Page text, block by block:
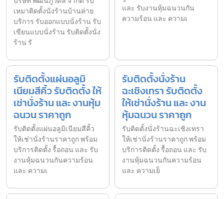
เหมาติดตั้งนั่งร้านบ้านค่าย
บริการ รับออกแบบนั่งร้าน รับ
เขียนแบบนั่งร้าน รับติดตั้งนั่ง
ร้าน รั
และ รับงานหุ้มฉนวนกัน
ความร้อน และ ความเ
รับติดตั้งแผ่นอลูมิ
เนียมสีคิ้ว รับติดตั้ง ให้
เช่านั่งร้าน และ งานหุ้ม
ฉนวน ราคาถูก
รับติดตั้งแผ่นอลูมิเนียมสีคิ้ว
ให้เช่านั่งร้านราคาถูก พร้อม
บริการติดตั้ง รื้อถอน และ รับ
งานหุ้มฉนวนกันความร้อน
และ ความเ
รับติดตั้งนั่งร้าน
ฉะเชิงเทรา รับติดตั้ง
ให้เช่านั่งร้าน และ งาน
หุ้มฉนวน ราคาถูก
รับติดตั้งนั่งร้านฉะเชิงเทรา
ให้เช่านั่งร้านราคาถูก พร้อม
บริการติดตั้ง รื้อถอน และ รับ
งานหุ้มฉนวนกันความร้อน
และ ความเย็